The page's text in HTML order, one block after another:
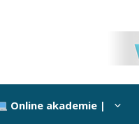
Online akademie |